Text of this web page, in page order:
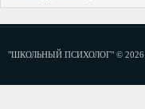
"ШКОЛЬНЫЙ ПСИХОЛОГ" © 2026